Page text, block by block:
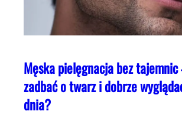
Męska pielęgnacja bez
zadbać o twarz i dobrze
dnia?